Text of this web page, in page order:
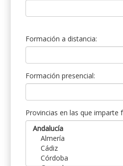
Formación a distancia:
Formación presencial:
Provincias en las que imparte